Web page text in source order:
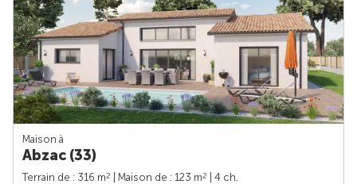
Maison à
Abzac (33)
Terrain de : 316 m2 | Maison de : 123 m2
| 4 ch.